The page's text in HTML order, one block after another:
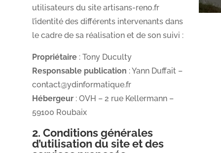
utilisateurs du site artisans-reno.fr
l’identité des différents intervenants dans
le cadre de sa réalisation et de son suivi :
Propriétaire : Tony Duculty
Responsable publication : Yann Duffait –
contact@ydinformatique.fr
Hébergeur: OVH – 2 rue Kellermann –
59100 Roubaix
2. Conditions générales
d’utilisation du site et des